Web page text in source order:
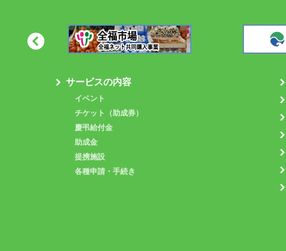
サービスの内容
イベント
チケット（助成券）
慶弔給付金
助成金
提携施設
各種申請・手続き